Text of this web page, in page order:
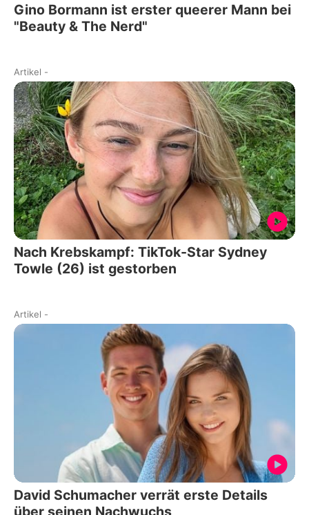
Gino Bormann ist erster queerer Mann bei
"Beauty & The Nerd"
Artikel -
Nach Krebskampf: TikTok-Star Sydney
Towle (26) ist gestorben
Artikel -
David Schumacher verrät erste Details
über seinen Nachwuchs